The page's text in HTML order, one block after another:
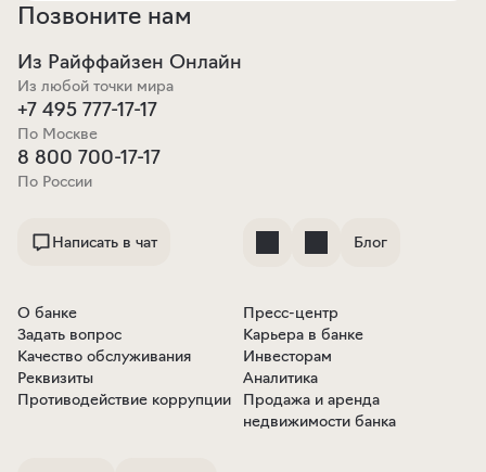
Позвоните нам
Из Райффайзен Онлайн
Из любой точки мира
+7 495 777-17-17
По Москве
8 800 700-17-17
По России
Написать в чат Блог
О банке
Задать вопрос
Качество обслуживания
Реквизиты
Противодействие коррупции
Пресс-центр
Карьера в банке
Инвесторам
Аналитика
Продажа и аренда
недвижимости банка